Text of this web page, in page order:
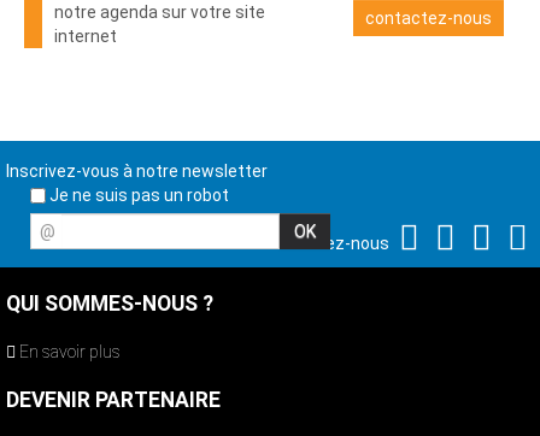
notre agenda sur votre site
internet
contactez-nous
Inscrivez-vous à notre newsletter
Je ne suis pas un robot
@
Suivez-nous
QUI SOMMES-NOUS ?
En savoir plus
DEVENIR PARTENAIRE